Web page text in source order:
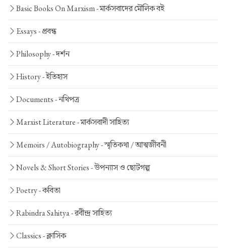
Basic Books On Marxism -মার্কসবাদের মৌলিক বই
Essays -প্রবন্ধ
Philosophy -দর্শন
History -ইতিহাস
Documents -নথিপত্র
Marxist Literature -মার্কসবাদী সাহিত্য
Memoirs / Autobiography -স্মৃতিকথা / আত্মজীবনী
Novels & Short Stories -উপন্যাস ও ছোটগল্প
Poetry -কবিতা
Rabindra Sahitya -রবীন্দ্র সাহিত্য
Classics -ক্লাসিক